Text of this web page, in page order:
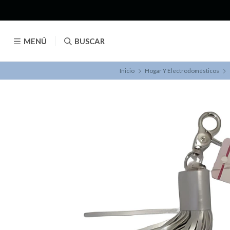
MENÚ BUSCAR
Inicio Hogar Y Electrodomésticos